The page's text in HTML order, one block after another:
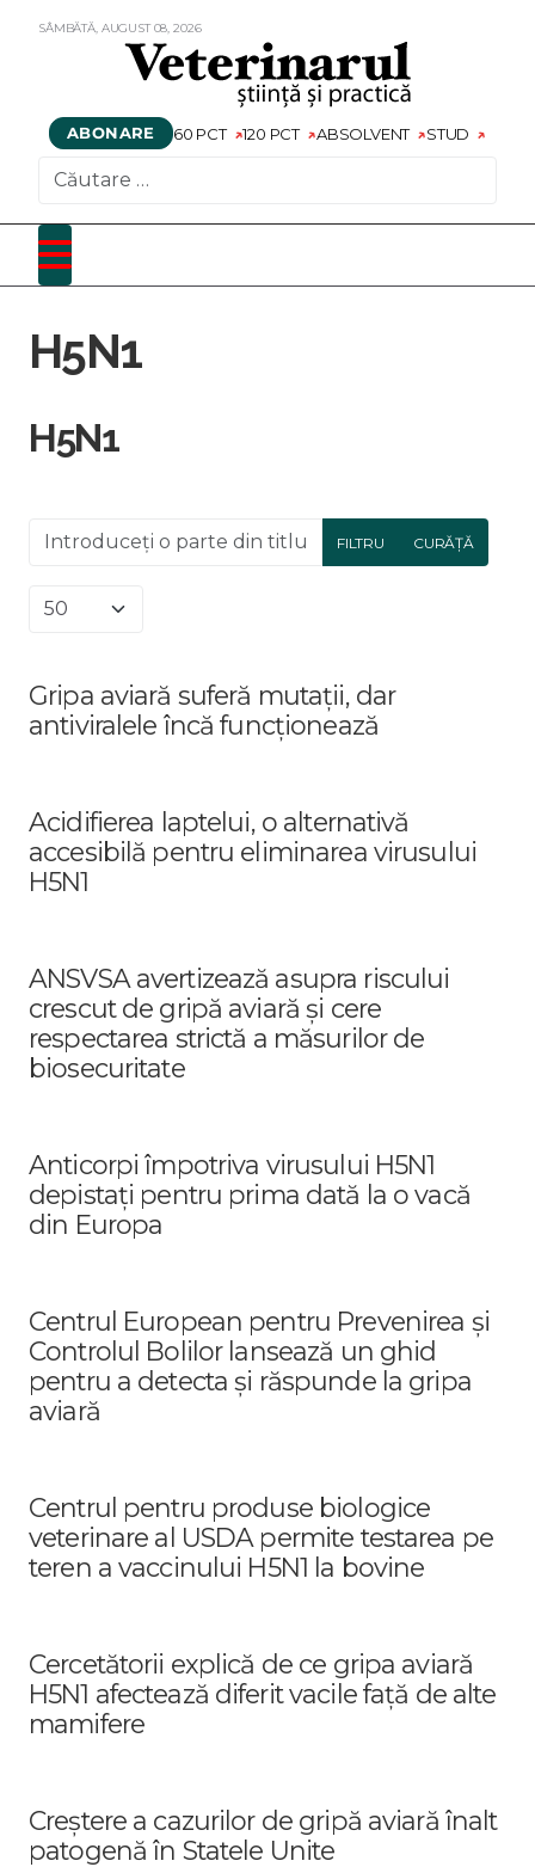
SÂMBĂTĂ, AUGUST08,2026
ABONARE 60 PCT 120 PCT ABSOLVENT STUD
H5N1
H5N1
Introduceți o parte din titlu. FILTRU CURĂȚĂ
Afișare #
Gripa aviară suferă mutații, dar
antiviralele încă funcționează
Acidifierea laptelui, o alternativă
accesibilă pentru eliminarea virusului
H5N1
ANSVSA avertizează asupra riscului
crescut de gripă aviară și cere
respectarea strictă a măsurilor de
biosecuritate
Anticorpi împotriva virusului H5N1
depistați pentru prima dată la o vacă
din Europa
Centrul European pentru Prevenirea și
Controlul Bolilor lansează un ghid
pentru a detecta și răspunde la gripa
aviară
Centrul pentru produse biologice
veterinare al USDA permite testarea pe
teren a vaccinului H5N1 la bovine
Cercetătorii explică de ce gripa aviară
H5N1 afectează diferit vacile față de alte
mamifere
Creștere a cazurilor de gripă aviară înalt
patogenă în Statele Unite